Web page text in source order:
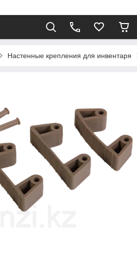
Настенные крепления для инвентаря